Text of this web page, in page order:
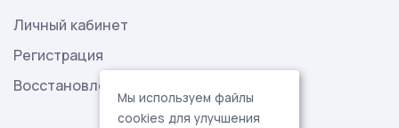
Личный кабинет
Регистрация
Восстановление пароля
Мы используем файлы
cookies для улучшения